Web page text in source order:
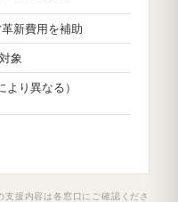
新費用を補助
象
り異なる）
援内容は各窓口にご確認くださ